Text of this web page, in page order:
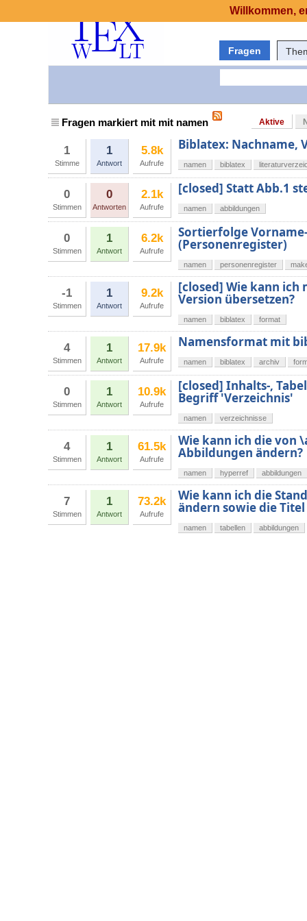
Fragen
Fragen markiert mit mit namen Aktive
1
Stimme
1
Antwort
5.8k
Aufrufe
Biblatex: Nachname,
namen biblatex
0
Stimmen
0
Antworten
2.1k
Aufrufe
[closed] Statt Abb.1
namen abbildungen
0
Stimmen
1
Antwort
6.2k
Aufrufe
Sortierfolge
(Personenregister)
namen personenregister
-1
Stimmen
1
Antwort
9.2k
Aufrufe
[closed] Wie kann ich
Version übersetzen?
namen biblatex format
4
Stimmen
1
Antwort
17.9k
Aufrufe
Namensformat mit
namen biblatex archiv
0
Stimmen
1
Antwort
10.9k
Aufrufe
[closed] Inhalts-,
Begriff 'Verzeichnis'
namen verzeichnisse
4
Stimmen
1
Antwort
61.5k
Aufrufe
Wie kann ich die von
Abbildungen ändern?
namen hyperref abbildungen
7
Stimmen
1
Antwort
73.2k
Aufrufe
Wie kann ich die
ändern sowie die
namen tabellen abbildungen
Willkommen,